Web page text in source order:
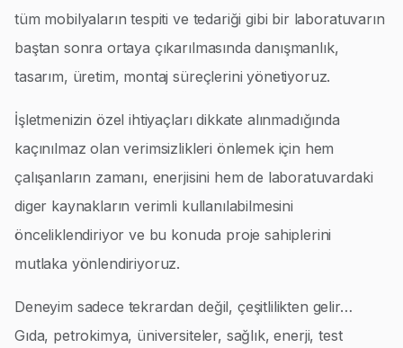
tüm mobilyaların tespiti ve tedariği gibi bir laboratuvarın
baştan sonra ortaya çıkarılmasında danışmanlık,
tasarım, üretim, montaj süreçlerini yönetiyoruz.
İşletmenizin özel ihtiyaçları dikkate alınmadığında
kaçınılmaz olan verimsizlikleri önlemek için hem
çalışanların zamanı, enerjisini hem de laboratuvardaki
diger kaynakların verimli kullanılabilmesini
önceliklendiriyor ve bu konuda proje sahiplerini
mutlaka yönlendiriyoruz.
Deneyim sadece tekrardan değil, çeşitlilikten gelir…
Gıda, petrokimya, üniversiteler, sağlık, enerji, test